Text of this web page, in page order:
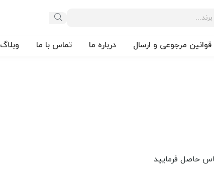
قوانین مرجوعی و ارسال درباره ما تماس با ما وبلاگ